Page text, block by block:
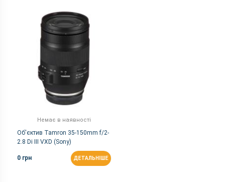
Немає в наявності
Об'єктив Tamron 35-150mm f/2-
2.8 Di III VXD (Sony)
0 грн ДЕТАЛЬНІШЕ